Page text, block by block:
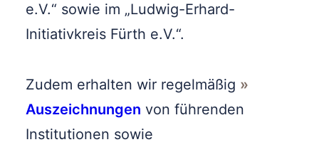
e.V.“ sowie im „Ludwig-Erhard-
Initiativkreis Fürth e.V.“.
Zudem erhalten wir regelmäßig
Auszeichnungen von führenden
Institutionen sowie